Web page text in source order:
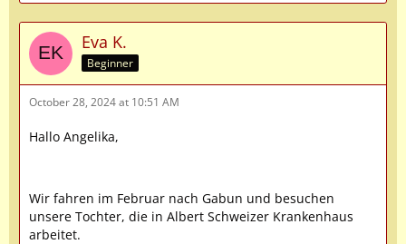
Eva K.
Beginner
October 28, 2024 at 10:51 AM
Hallo Angelika,
Wir fahren im Februar nach Gabun und besuchen
unsere Tochter, die in Albert Schweizer Krankenhaus
arbeitet.